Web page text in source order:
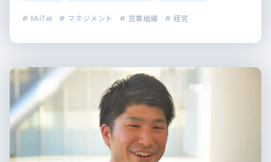
# MiiTel # マネジメント # 営業組織 # 経営